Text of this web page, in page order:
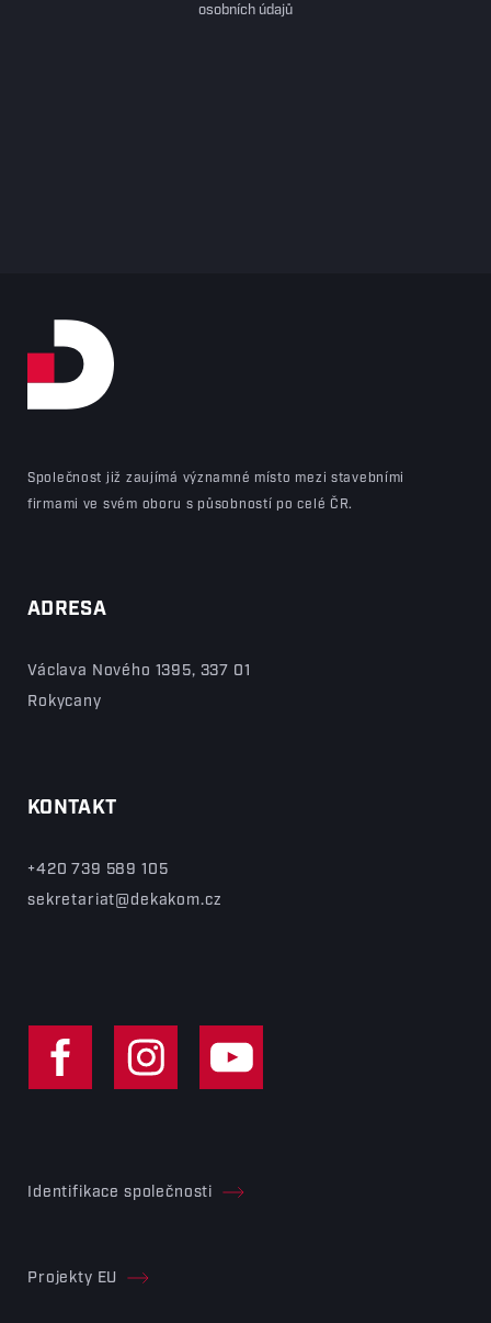
osobních údajů
Společnost již zaujímá významné místo mezi stavebními
firmami ve svém oboru s působností po celé ČR.
ADRESA
Václava Nového 1395, 337 01
Rokycany
KONTAKT
+420 739 589 105
sekretariat@dekakom.cz
Identifikace společnosti
Projekty EU